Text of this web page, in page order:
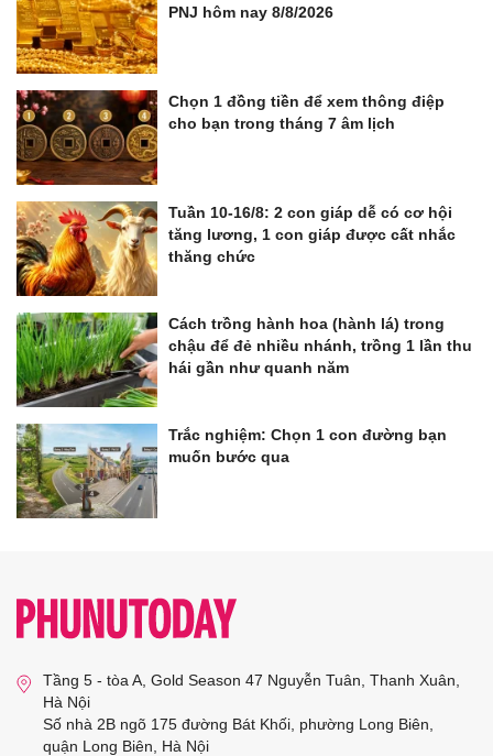
PNJ hôm nay 8/8/2026
Chọn 1 đồng tiền để xem thông điệp
cho bạn trong tháng 7 âm lịch
Tuần 10-16/8: 2 con giáp dễ có cơ hội
tăng lương, 1 con giáp được cất nhắc
thăng chức
Cách trồng hành hoa (hành lá) trong
chậu để đẻ nhiều nhánh, trồng 1 lần thu
hái gần như quanh năm
Trắc nghiệm: Chọn 1 con đường bạn
muốn bước qua
Tầng 5 - tòa A, Gold Season 47 Nguyễn Tuân, Thanh Xuân,
Hà Nội
Số nhà 2B ngõ 175 đường Bát Khối, phường Long Biên,
quận Long Biên, Hà Nội